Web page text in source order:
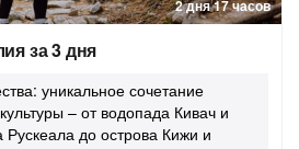
2 дня 17 часов
за 3 дня
уникальное сочетание
– от водопада Кивач и
до острова Кижи и